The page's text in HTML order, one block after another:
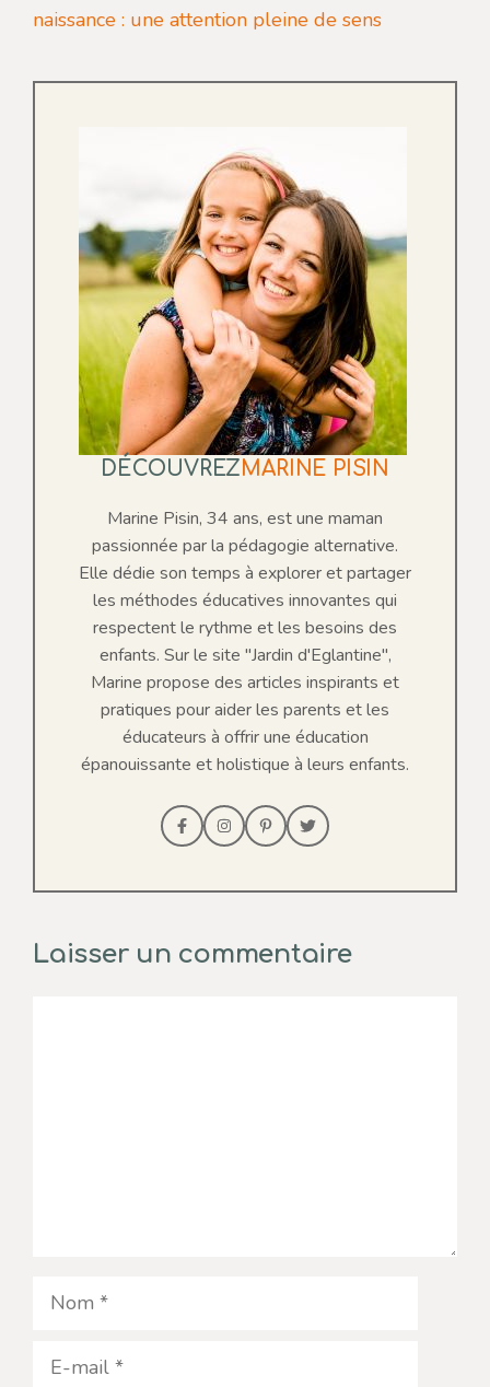
naissance : une attention pleine de sens
DÉCOUVREZMARINE PISIN
Marine Pisin, 34 ans, est une maman
passionnée par la pédagogie alternative.
Elle dédie son temps à explorer et partager
les méthodes éducatives innovantes qui
respectent le rythme et les besoins des
enfants. Sur le site "Jardin d'Eglantine",
Marine propose des articles inspirants et
pratiques pour aider les parents et les
éducateurs à offrir une éducation
épanouissante et holistique à leurs enfants.
Laisser un commentaire
Nom
E-